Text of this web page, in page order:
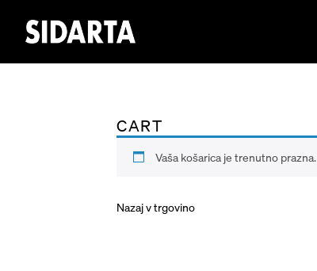
CART
Vaša košarica je trenutno prazna.
Nazaj v trgovino